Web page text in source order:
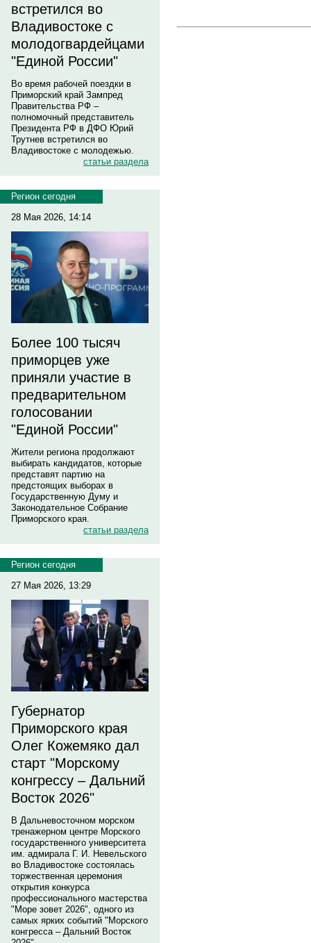
встретился во
Владивостоке с
молодогвардейцами
"Единой России"
Во время рабочей поездки в
Приморский край Зампред
Правительства РФ –
полномочный представитель
Президента РФ в ДФО Юрий
Трутнев встретился во
Владивостоке с молодежью.
статьи раздела
Регион сегодня
28 Мая 2026, 14:14
Более 100 тысяч
приморцев уже
приняли участие в
предварительном
голосовании
"Единой России"
Жители региона продолжают
выбирать кандидатов, которые
представят партию на
предстоящих выборах в
Государственную Думу и
Законодательное Собрание
Приморского края.
статьи раздела
Регион сегодня
27 Мая 2026, 13:29
Губернатор
Приморского края
Олег Кожемяко дал
старт "Морскому
конгрессу – Дальний
Восток 2026"
В Дальневосточном морском
тренажерном центре Морского
государственного университета
им. адмирала Г. И. Невельского
во Владивостоке состоялась
торжественная церемония
открытия конкурса
профессионального мастерства
"Море зовет 2026", одного из
самых ярких событий "Морского
конгресса – Дальний Восток